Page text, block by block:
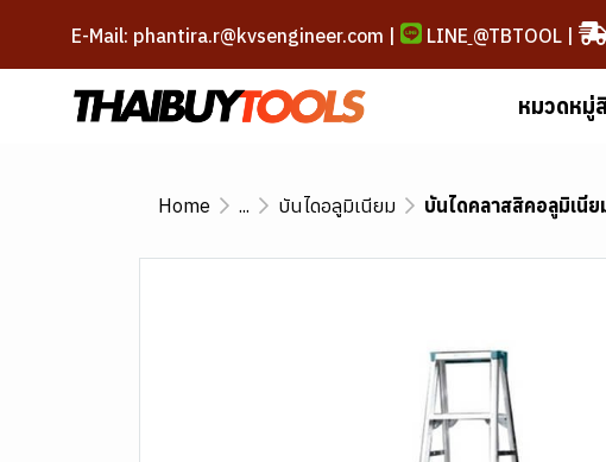
E-Mail: phantira.r@kvsengineer.com | LINE @TBTOOL|
หมวดหมู่
Home ... บันไดอลูมิเนียม บันไดคลาสสิคอลูมิเนี